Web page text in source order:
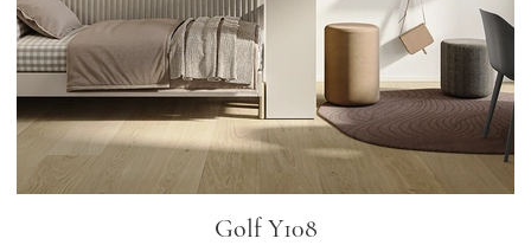
Golf Y108